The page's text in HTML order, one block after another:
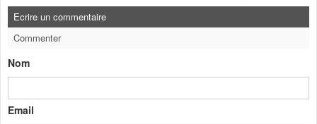
Ecrire un commentaire
Commenter
Nom
Email